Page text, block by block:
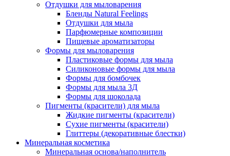
Отдушки для мыловарения
Бленды Natural Feelings
Отдушки для мыла
Парфюмерные композиции
Пищевые ароматизаторы
Формы для мыловарения
Пластиковые формы для мыла
Силиконовые формы для мыла
Формы для бомбочек
Формы для мыла 3Д
Формы для шоколада
Пигменты (красители) для мыла
Жидкие пигменты (красители)
Сухие пигменты (красители)
Глиттеры (декоративные блестки)
Минеральная косметика
Минеральная основа/наполнитель